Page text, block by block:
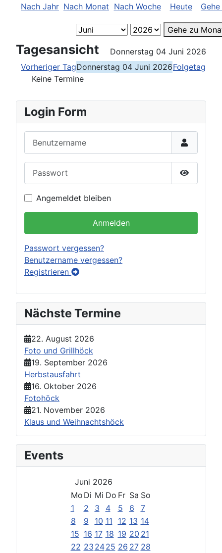
Nach Jahr Nach Monat Nach Woche Heute
Gehe zu
Tagesansicht
Donnerstag 04 Juni 2026
Vorheriger TagDonnerstag 04 Juni 2026Folgetag
Keine Termine
Login Form
Passwort
Angemeldet bleiben
Anmelden
Passwort vergessen?
Benutzername vergessen?
Registrieren
Nächste Termine
22. August 2026
Foto und Grillhöck
19. September 2026
Herbstausfahrt
16. Oktober 2026
Fotohöck
21. November 2026
Klaus und Weihnachtshöck
Events
Juni 2026
Mo Di Mi Do Fr Sa So
1
2 3 4 5 6
7
8
9 10 11 12 13 14
15 16 17 18 19 20 21
22 23 2425 26 27 28